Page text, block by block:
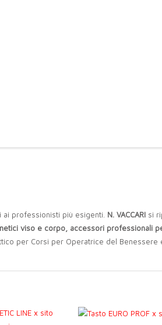
professionisti più esigenti. N. VACCARI si
viso e corpo, accessori professionali
per Corsi per Operatrice del Benessere